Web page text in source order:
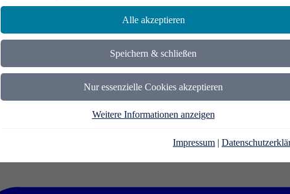
Alle akzeptieren
Speichern & schließen
Nur essenzielle Cookies akzeptieren
Weitere Informationen anzeigen
Impressum |